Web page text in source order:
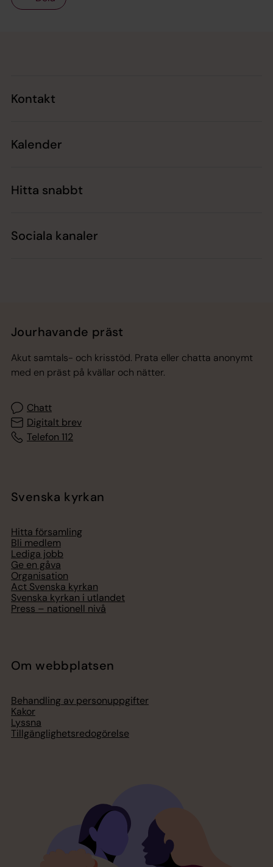
Kontakt
Kalender
Hitta snabbt
Sociala kanaler
Jourhavande präst
Akut samtals- och krisstöd. Prata eller chatta anonymt
med en präst på kvällar och nätter.
Chatt
Digitalt brev
Telefon 112
Svenska kyrkan
Hitta församling
Bli medlem
Lediga jobb
Ge en gåva
Organisation
Act Svenska kyrkan
Svenska kyrkan i utlandet
Press – nationell nivå
Om webbplatsen
Behandling av personuppgifter
Kakor
Lyssna
Tillgänglighetsredogörelse